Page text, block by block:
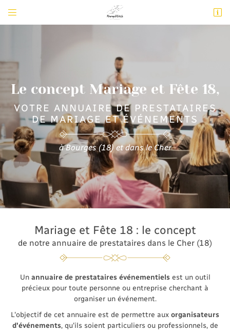
 
 Adresse email de réception
 Newsletter à recevoir
En cochant cette case, vous consentez à recevoir nos propositions commerciales à
l'adresse email indiqué ci-dessus. Vous pouvez vous désinscrire à tout moment en
INSCRIPTION
Le concept Mariage et Fête 18,
VOTRE ANNUAIRE DE PRESTATAIRES
DE MARIAGE ET ÉVÉNEMENTS
à Bourges (18) et dans le Cher
Mariage et Fête 18 : le concept
de notre annuaire de prestataires dans le Cher (18)
Un annuaire de prestataires événementielsest un outil
précieux pour toute personne ou entreprise cherchant à
organiser un événement.
L'objectif de cet annuaire est de permettre aux organisateurs
d'événements, qu'ils soient particuliers ou professionnels, de